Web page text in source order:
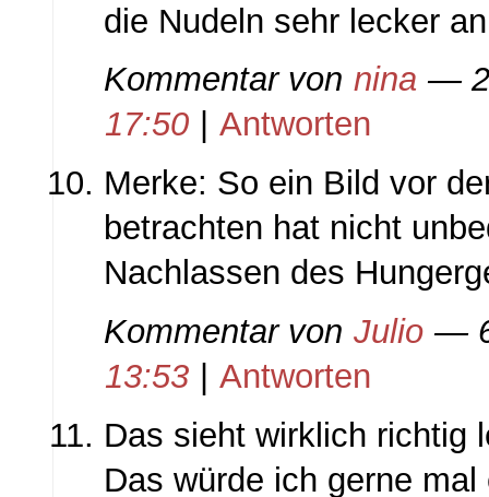
die Nudeln sehr lecker
Kommentar von nina —
17:50
Antworten
Merke: So ein Bild vor
betrachten hat nicht
Nachlassen des
Kommentar von Julio —
13:53
Antworten
Das sieht wirklich richtig
Das würde ich gerne mal